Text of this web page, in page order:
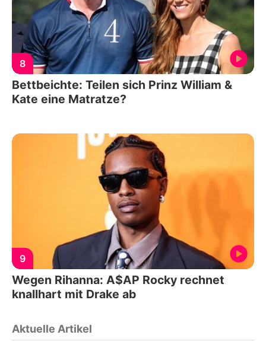
8
Bettbeichte: Teilen sich Prinz William &
Kate eine Matratze?
9
Wegen Rihanna: A$AP Rocky rechnet
knallhart mit Drake ab
Aktuelle Artikel